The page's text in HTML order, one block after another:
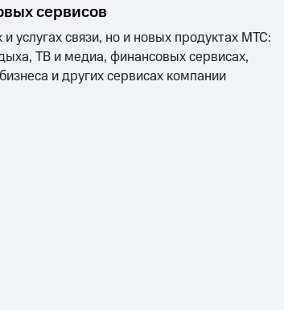
сервисов
услугах связи, но и новых продуктах МТС:
ТВ и медиа, финансовых сервисах,
и других сервисах компании